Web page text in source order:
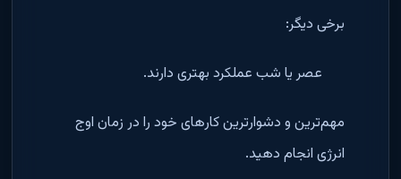
برخی دیگر:
عصر یا شب عملکرد بهتری دارند.
مهم‌ترین و دشوارترین کارهای خود را در زمان اوج
انرژی انجام دهید.